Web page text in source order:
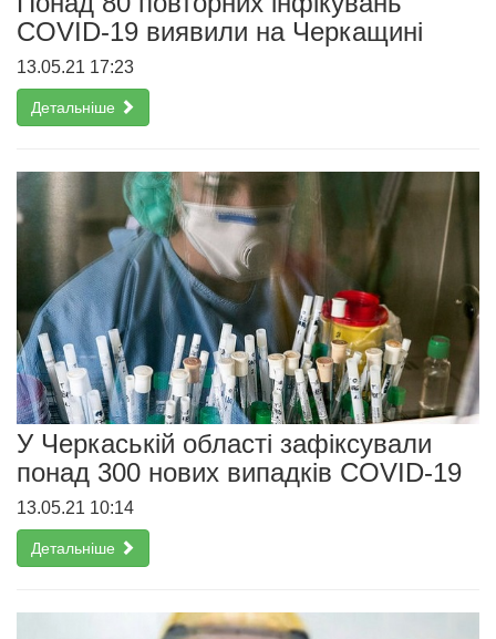
COVID-19 виявили на Черкащині
13.05.21 17:23
Детальніше
У Черкаській області зафіксували
понад 300 нових випадків COVID-19
13.05.21 10:14
Детальніше